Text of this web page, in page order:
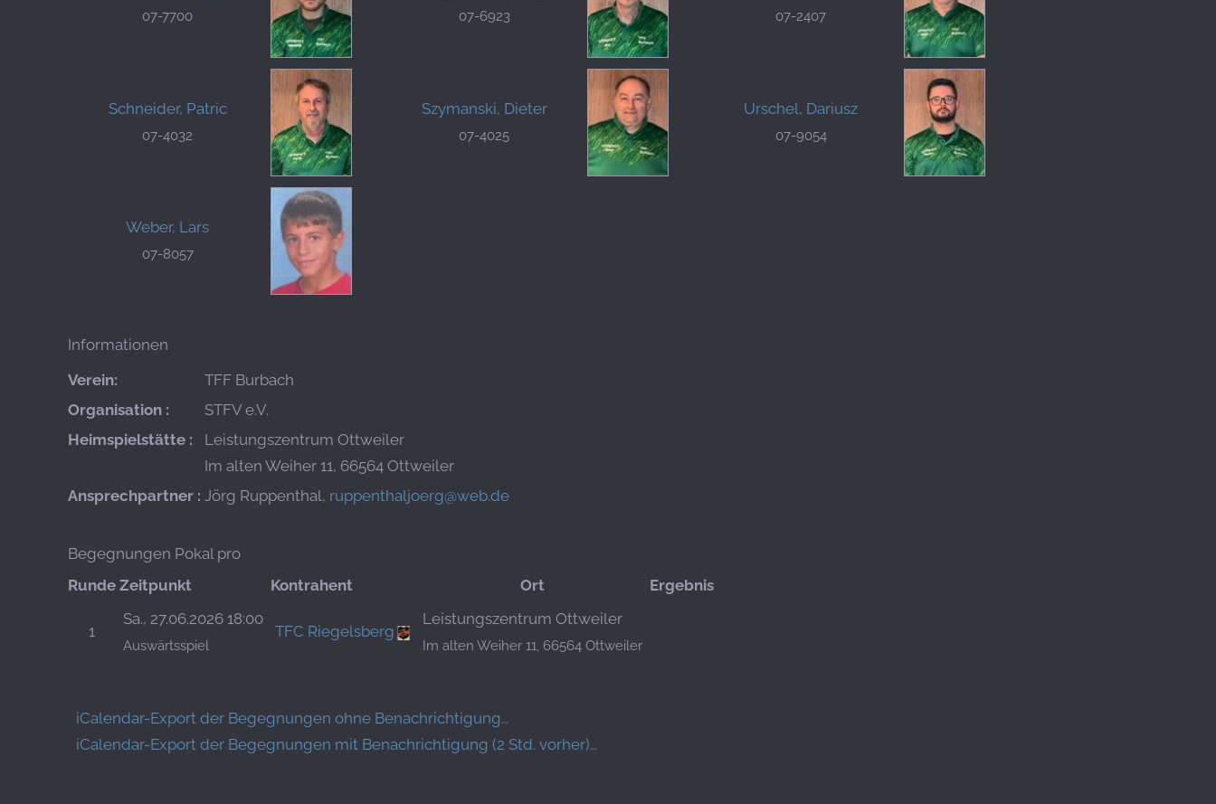
07-7700 07-6923 07-2407
Schneider, Patric
07-4032
Szymanski, Dieter
07-4025
Urschel, Dariusz
07-9054
Weber, Lars
07-8057
Informationen
Verein:
TFF Burbach
Organisation :
STFV e.V.
Heimspielstätte :
Leistungszentrum Ottweiler
Im alten Weiher 11, 66564 Ottweiler
Ansprechpartner : Jörg Ruppenthal, ruppenthaljoerg@web.de
Begegnungen Pokal pro
Runde Zeitpunkt Kontrahent Ort Ergebnis
1
Sa., 27.06.2026 18:00
Auswärtsspiel
TFC Riegelsberg
Leistungszentrum Ottweiler
Im alten Weiher 11, 66564 Ottweiler
iCalendar-Export der Begegnungen ohne Benachrichtigung…
iCalendar-Export der Begegnungen mit Benachrichtigung (2 Std. vorher)…